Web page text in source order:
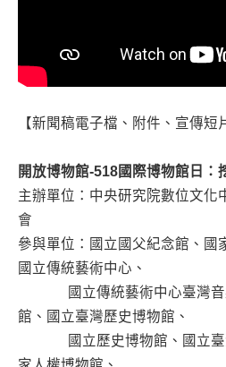
【新聞稿電子檔、附件、宣傳短
開放博物館-518國際博物館日：
主辦單位：中央研究院數位文化
會
參與單位：國立國父紀念館、國
國立傳統藝術中心、
國立傳統藝術中心臺灣音
館、國立臺灣歷史博物館、
國立歷史博物館、國立臺灣